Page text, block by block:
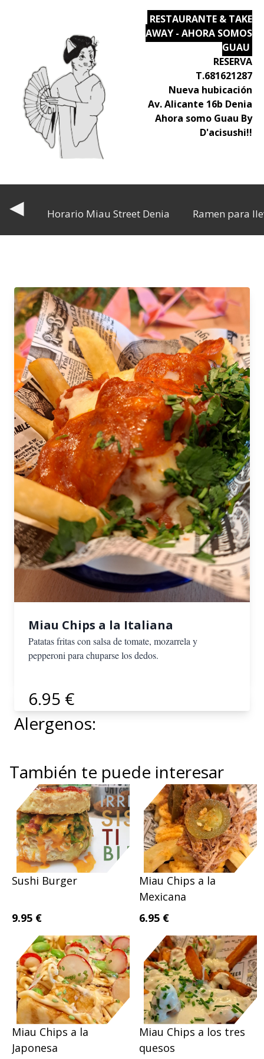
RESTAURANTE & TAKE
AWAY - AHORA SOMOS
GUAU
RESERVA
T.681621287
Nueva hubicación
Av. Alicante 16b Denia
Ahora somo Guau By
D'acisushi!!
◀ Horario Miau Street Denia Ramen para
Miau Chips a la Italiana
Patatas fritas con salsa de tomate, mozarrela y
pepperoni para chuparse los dedos.
6.95 €
Alergenos:
También te puede interesar
Sushi Burger
9.95 €
Miau Chips a la
Mexicana
6.95 €
Miau Chips a la
Japonesa
Miau Chips a los tres
quesos